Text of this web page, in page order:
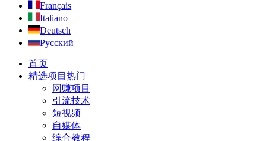
Français
Italiano
Deutsch
Русский
首页
精选项目 热门
网赚项目
引流技术
短视频
自媒体
综合教程